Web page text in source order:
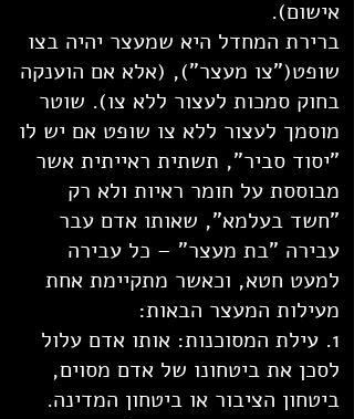
אישום).
ברירת המחדל היא שמעצר יהיה בצו
שופט("צו מעצר"), (אלא אם הוענקה
בחוק סמכות לעצור ללא צו). שוטר
מוסמך לעצור ללא צו שופט אם יש לו
"יסוד סביר", תשתית ראייתית אשר
מבוססת על חומר ראיות ולא רק
"חשד בעלמא", שאותו אדם עבר
עבירה "בת מעצר" – כל עבירה
למעט חטא, וכאשר מתקיימת אחת
מעילות המעצר הבאות:
1. עילת המסוכנות: אותו אדם עלול
לסכן את ביטחונו של אדם מסוים,
ביטחון הציבור או ביטחון המדינה.